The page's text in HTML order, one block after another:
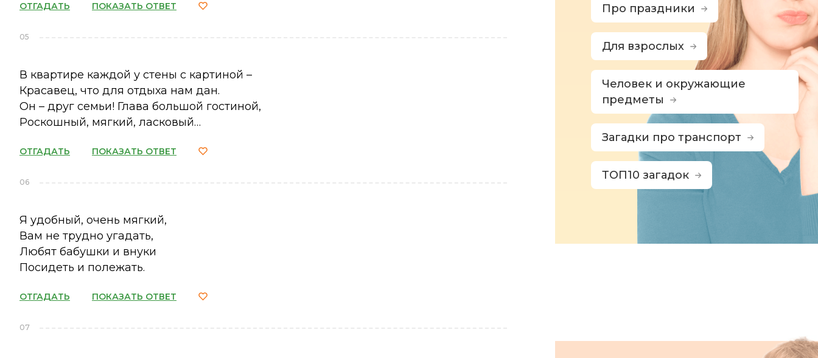
ОТГАДАТЬ ПОКАЗАТЬ ОТВЕТ
05
В квартире каждой у стены с картиной –
Красавец, что для отдыха нам дан.
Он – друг семьи! Глава большой гостиной,
Роскошный, мягкий, ласковый…
ОТГАДАТЬ ПОКАЗАТЬ ОТВЕТ
06
Я удобный, очень мягкий,
Вам не трудно угадать,
Любят бабушки и внуки
Посидеть и полежать.
ОТГАДАТЬ ПОКАЗАТЬ ОТВЕТ
07
Про праздники
Для взрослых
Человек и окружающие
предметы
Загадки про транспорт
ТОП10 загадок